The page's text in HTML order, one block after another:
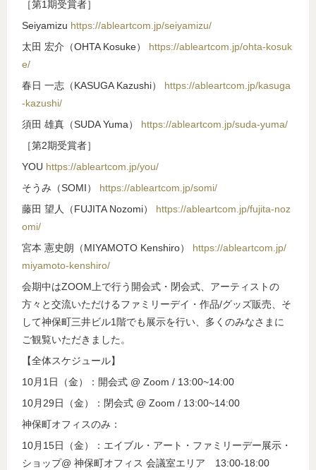
［第1期受賞者］
Seiyamizu https://ableartcom.jp/seiyamizu/
太田 宏介（OHTA Kosuke） https://ableartcom.jp/ohta-kosuk
e/
春日 一志（KASUGA Kazushi） https://ableartcom.jp/kasuga
-kazushi/
須田 雄真（SUDA Yuma） https://ableartcom.jp/suda-yuma/
［第2期受賞者］
YOU https://ableartcom.jp/you/
そうみ（SOMI） https://ableartcom.jp/somi/
藤田 望人（FUJITA Nozomi） https://ableartcom.jp/fujita-noz
omi/
宮本 憲史朗（MIYAMOTO Kenshiro） https://ableartcom.jp/
miyamoto-kenshiro/
会期中はZOOM上で行う開会式・閉会式、アーティストの
方々と交流いただけるファミリーデイ・作品/グッズ販売、そ
して神保町三井ビル1階でも展示を行い、多くのみなさまに
ご観覧いただきました。
【全体スケジュール】
10月1日（金）：開会式 @ Zoom / 13:00~14:00
10月29日（金）：閉会式 @ Zoom / 13:00~14:00
神保町オフィスのみ：
10月15日（金）：エイブル・アート・ファミリーデー展示・
ショップ@ 神保町オフィス 会議室エリア 13:00-18:00